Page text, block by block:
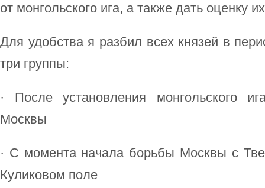
от монгольского ига, а также дать оценку
Для удобства я разбил всех князей в
три группы:
· После установления монгольского
Москвы
· С момента начала борьбы Москвы с
Куликовом поле